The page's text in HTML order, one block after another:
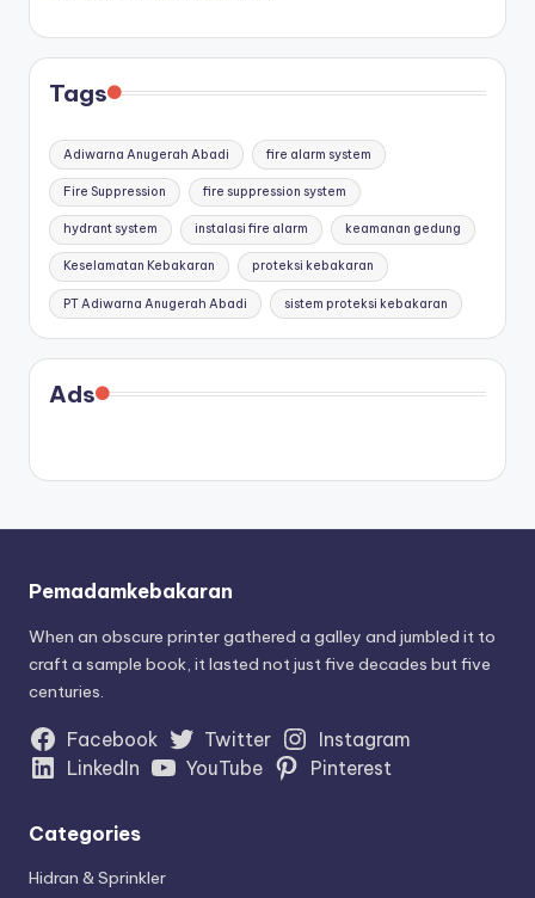
Tags
Adiwarna Anugerah Abadi fire alarm system
Fire Suppression fire suppression system
hydrant system instalasi fire alarm keamanan gedung
Keselamatan Kebakaran proteksi kebakaran
PT Adiwarna Anugerah Abadi sistem proteksi kebakaran
Ads
Pemadamkebakaran
When an obscure printer gathered a galley and jumbled it to
craft a sample book, it lasted not just five decades but five
centuries.
Facebook Twitter
Instagram
LinkedIn
YouTube Pinterest
Categories
Hidran & Sprinkler